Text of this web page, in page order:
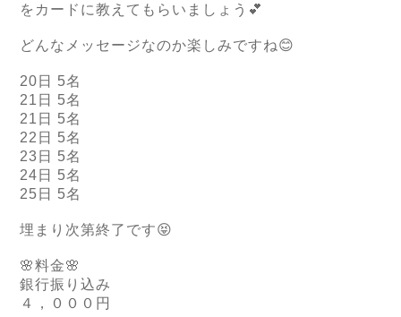
をカードに教えてもらいましょう 💕
どんなメッセージなのか楽しみですね😊
20 日 5名
21 日 5名
21 日 5名
22 日 5名
23 日 5名
24 日 5名
25 日 5名
埋まり次第終了です😝
🌸料金🌸
銀行振り込み
４，０００円